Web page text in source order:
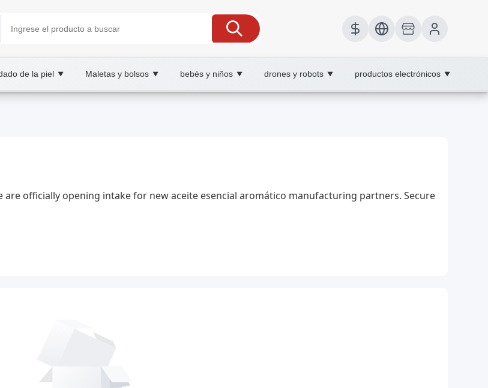
de la piel ▼ Maletas y bolsos ▼ bebés y niños ▼ drones y robots ▼ productos electrónicos ▼
B2C Marketplace
officially opening intake for new aceite esencial aromático manufacturing partners. Secure